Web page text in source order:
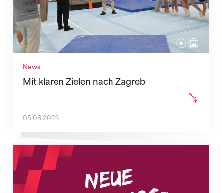
News
Mit klaren Zielen nach Zagreb
05.08.2026
Neue Empfangszeiten ab 1. August 2026